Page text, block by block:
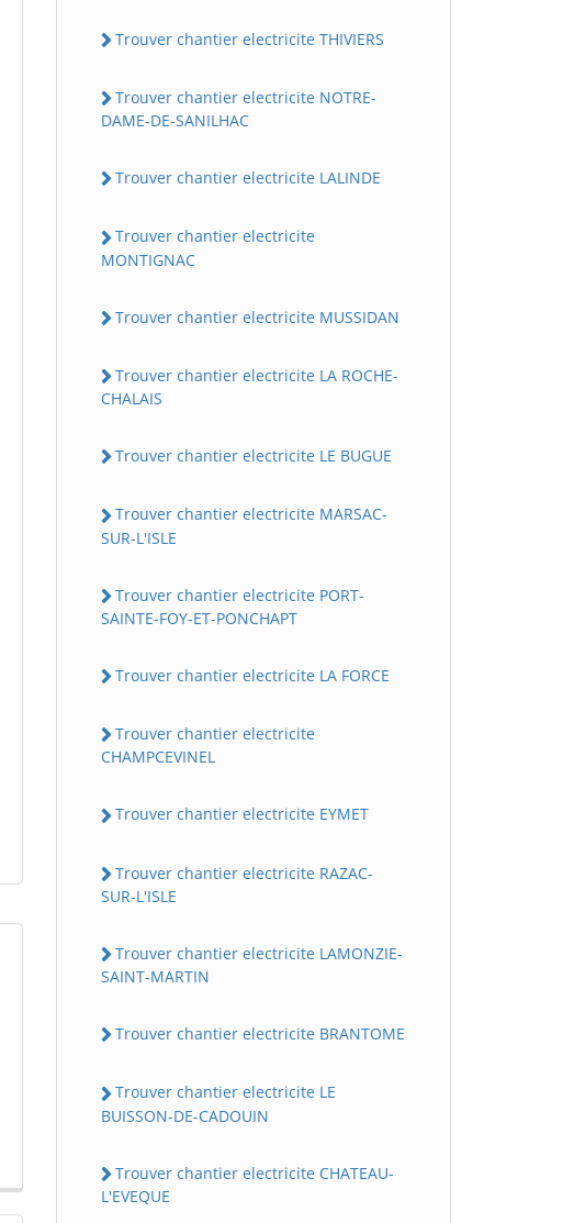
Trouver chantier electricite THIVIERS
Trouver chantier electricite NOTRE-
DAME-DE-SANILHAC
Trouver chantier electricite LALINDE
Trouver chantier electricite
MONTIGNAC
Trouver chantier electricite MUSSIDAN
Trouver chantier electricite LA ROCHE-
CHALAIS
Trouver chantier electricite LE BUGUE
Trouver chantier electricite MARSAC-
SUR-L'ISLE
Trouver chantier electricite PORT-
SAINTE-FOY-ET-PONCHAPT
Trouver chantier electricite LA FORCE
Trouver chantier electricite
CHAMPCEVINEL
Trouver chantier electricite EYMET
Trouver chantier electricite RAZAC-
SUR-L'ISLE
Trouver chantier electricite LAMONZIE-
SAINT-MARTIN
Trouver chantier electricite BRANTOME
Trouver chantier electricite LE
BUISSON-DE-CADOUIN
Trouver chantier electricite CHATEAU-
L'EVEQUE